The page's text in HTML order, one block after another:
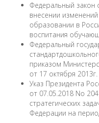
Федеральный закон
внесении
образовании в
воспитания
Федеральный
приказом
от 17 октября
Указ Президента
от 07.05.2018 No
стратегических
Федерации на